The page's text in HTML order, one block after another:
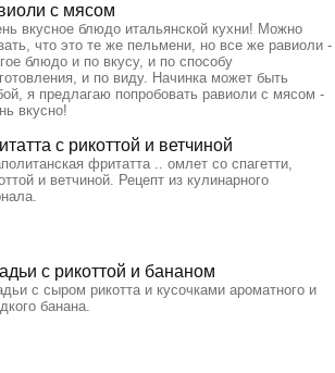
с мясом
вкусное блюдо итальянской кухни! Можно
что это те же пельмени, но все же равиоли -
блюдо и по вкусу, и по способу
и по виду. Начинка может быть
я предлагаю попробовать равиоли с мясом -
вкусно!
с рикоттой и ветчиной
фритатта .. омлет со спагетти,
и ветчиной. Рецепт из кулинарного
с рикоттой и бананом
с сыром рикотта и кусочками ароматного и
банана.